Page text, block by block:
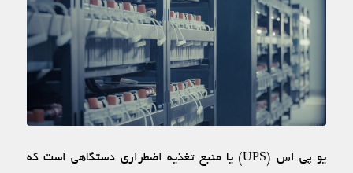
یو پی اس (UPS) یا منبع تغذیه اضطراری دستگاهی است که